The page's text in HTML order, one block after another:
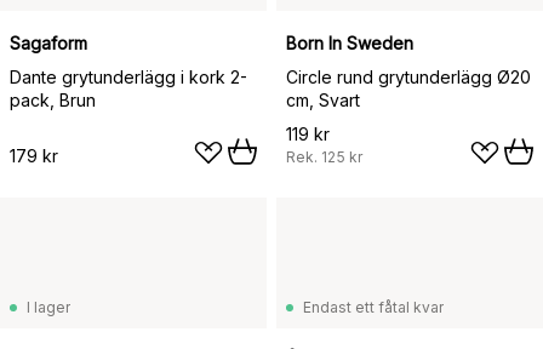
Sagaform
Dante grytunderlägg i kork 2-
pack, Brun
179 kr
Born In Sweden
Circle rund grytunderlägg Ø20
cm, Svart
119 kr
Rek. 125 kr
I lager Endast ett fåtal kvar